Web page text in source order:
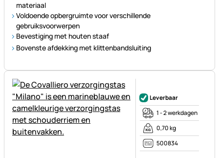
materiaal
Voldoende opbergruimte voor verschillende
gebruiksvoorwerpen
Bevestiging met houten staaf
Bovenste afdekking met klittenbandsluiting
Leverbaar
1 - 2 werkdagen
0,70 kg
500834